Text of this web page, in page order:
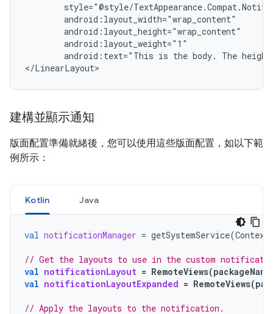
android:text="This is the body. The height
建構並顯示通知
版面配置準備就緒後，您可以使用這些版面配置，如以下範
例所示：
Kotlin Java
val notificationManager = getSystemService(Context
// Get the layouts to use in the custom
val notificationLayout = RemoteViews(packageName
val notificationLayoutExpanded = RemoteViews(
// Apply the layouts to the notification.